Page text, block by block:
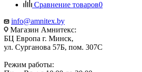
Сравнение товаров0
info@amnitex.by
Магазин Амнитекс:
БЦ Европа г. Минск,
ул. Сурганова 57Б, пом. 307С
Режим работы: